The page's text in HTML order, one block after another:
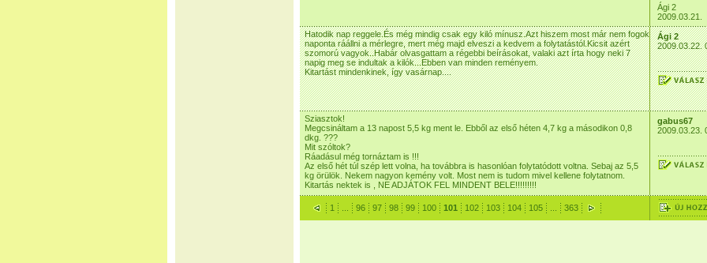
Ági 2
2009.03.21.
Hatodik nap reggele.És még mindig csak egy kiló mínusz.Azt hiszem most már nem fogok
naponta ráállni a mérlegre, mert még majd elveszi a kedvem a folytatástól.Kicsit azért
szomorú vagyok..Habár olvasgattam a régebbi beírásokat, valaki azt írta hogy neki 7
napig meg se indultak a kilók...Ebben van minden reményem.
Kitartást mindenkinek, így vasárnap....
Ági 2
2009.03.22.
Sziasztok!
Megcsináltam a 13 napost 5,5 kg ment le. Ebből az első héten 4,7 kg a másodikon 0,8
dkg. ???
Mit szóltok?
Ráadásul még tornáztam is !!!
Az első hét túl szép lett volna, ha továbbra is hasonlóan folytatódott voltna. Sebaj az 5,5
kg örülök. Nekem nagyon kemény volt. Most nem is tudom mivel kellene folytatnom.
Kitartás nektek is , NE ADJÁTOK FEL MINDENT BELE!!!!!!!!!
gabus67
2009.03.23.
1 96 97 98 99 100 101 102 103 104 105 363